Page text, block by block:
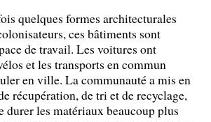
quelques formes architecturales
ces bâtiments sont
de travail. Les voitures ont
et les transports en commun
en ville. La communauté a mis en
récupération, de tri et de recyclage,
durer les matériaux beaucoup plus